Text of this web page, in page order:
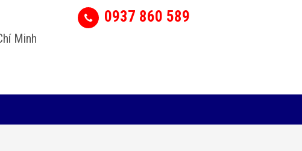
Minh
0937 860 589